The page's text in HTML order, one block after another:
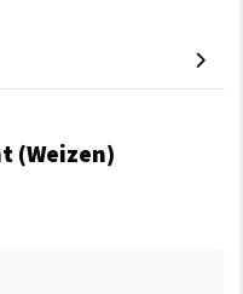
(Weizen)